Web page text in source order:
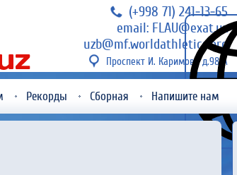
(+998 71) 241-13-65
email: FLAU@exat.uz
uzb@mf.worldathletics.org
Проспект И. Каримова д.98 А
Рекорды Сборная Напишите нам